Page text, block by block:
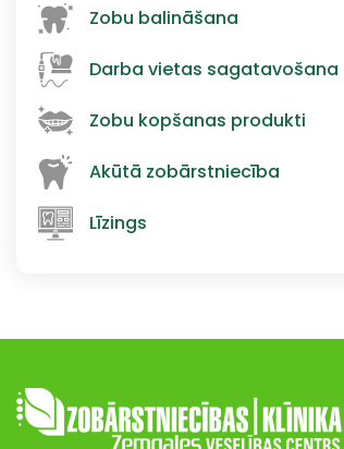
Zobu balināšana
Darba vietas sagatavošana
Zobu kopšanas produkti
Akūtā zobārstniecība
Līzings